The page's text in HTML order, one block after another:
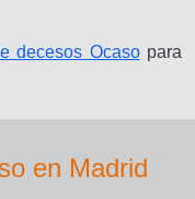
decesos Ocasopara
en Madrid